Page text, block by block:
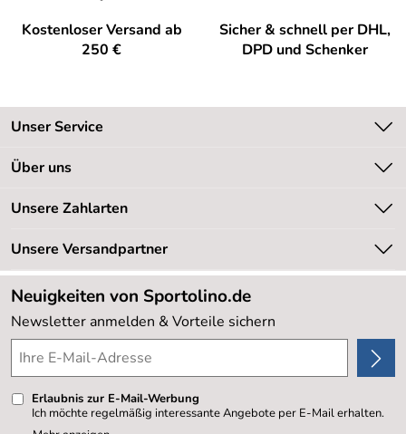
Kostenloser Versand ab
250 €
Sicher & schnell per DHL,
DPD und Schenker
Unser Service
Kontakt
Newsletter
Retourenabwicklung
Lieferbedingungen
Kundenlogin
Über uns
Unsere Bestseller
Neu
Sale %
Kundenbewertungen (20.178)
4,8/5*****
Unsere Zahlarten
Unsere Versandpartner
Neuigkeiten von Sportolino.de
Newsletter anmelden & Vorteile sichern
Erlaubnis zur E-Mail-Werbung
Ich möchte regelmäßig interessante Angebote per E-Mail erhalten.
Meine E-Mail-Adresse wird nicht an andere Unternehmen